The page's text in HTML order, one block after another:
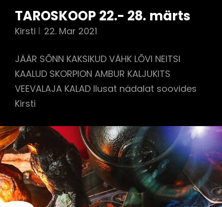
TAROSKOOP 22.- 28. märts
Kirsti 22. Mar 2021
JÄÄR SÕNN KAKSIKUD VÄHK LÕVI NEITSI
KAALUD SKORPION AMBUR KALJUKITS
VEEVALAJA KALAD Ilusat nädalat soovides
Kirsti